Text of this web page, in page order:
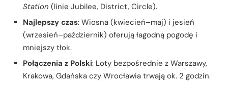
Station (linie Jubilee, District, Circle).
Najlepszy czas: Wiosna (kwiecień–maj) i jesień
(wrzesień–październik) oferują łagodną pogodę i
mniejszy tłok.
Połączenia z Polski: Loty bezpośrednie z Warszawy,
Krakowa, Gdańska czy Wrocławia trwają ok. 2 godzin.